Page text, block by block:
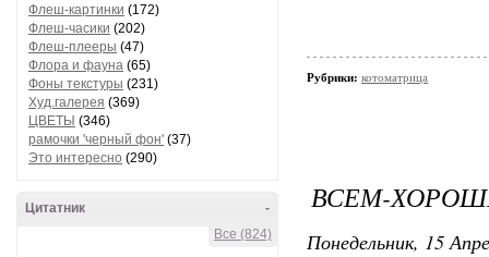
Флеш-картинки (172)
Флеш-часики (202)
Флеш-плееры (47)
Флора и фауна (65)
Фоны текстуры (231)
Худ.галерея (369)
ЦВЕТЫ (346)
рамочки 'черный фон' (37)
Это интересно (290)
-
Цитатник
Все (824)
Рубрики: котоматрица
ВСЕМ-
Понедельник, 15